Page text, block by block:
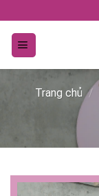
qua
dung
Trang chủ /